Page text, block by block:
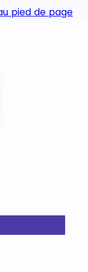
pied de page